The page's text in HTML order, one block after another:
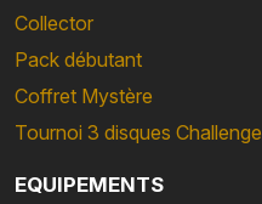
Collector
Pack débutant
Coffret Mystère
Tournoi 3 disques Challenge
EQUIPEMENTS